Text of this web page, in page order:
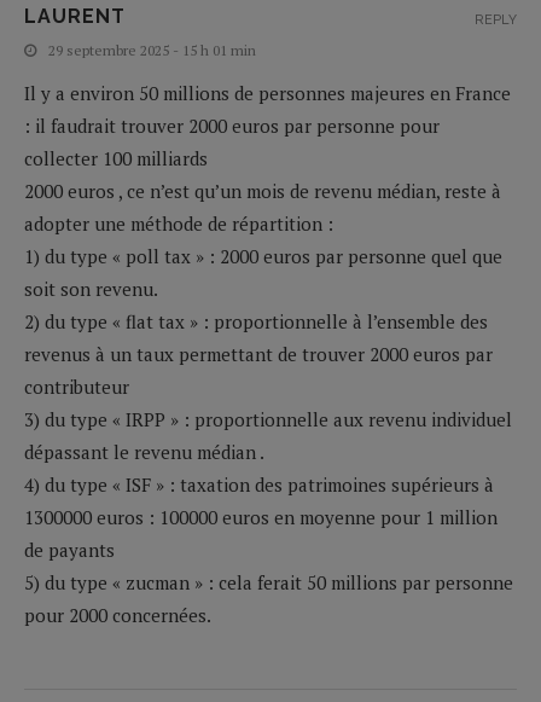
LAURENT
29 septembre 2025 - 15 h 01 min
Il y a environ 50 millions de personnes majeures en France
: il faudrait trouver 2000 euros par personne pour
collecter 100 milliards
2000 euros , ce n’est qu’un mois de revenu médian, reste à
adopter une méthode de répartition :
1) du type « poll tax » : 2000 euros par personne quel que
soit son revenu.
2) du type « flat tax » : proportionnelle à l’ensemble des
revenus à un taux permettant de trouver 2000 euros par
contributeur
3) du type « IRPP » : proportionnelle aux revenu individuel
dépassant le revenu médian .
4) du type « ISF » : taxation des patrimoines supérieurs à
1300000 euros : 100000 euros en moyenne pour 1 million
de payants
5) du type « zucman » : cela ferait 50 millions par personne
pour 2000 concernées.
REPLY